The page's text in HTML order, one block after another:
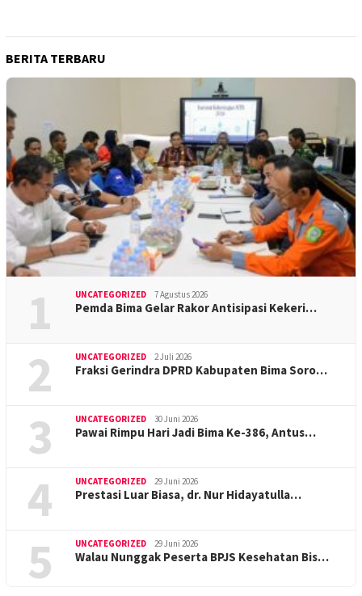
BERITA TERBARU
1 UNCATEGORIZED 7 Agustus 2026
Pemda Bima Gelar Rakor Antisipasi Kekeri…
2 UNCATEGORIZED 2 Juli 2026
Fraksi Gerindra DPRD Kabupaten Bima Soro…
3 UNCATEGORIZED 30 Juni 2026
Pawai Rimpu Hari Jadi Bima Ke-386, Antus…
4 UNCATEGORIZED 29 Juni 2026
Prestasi Luar Biasa, dr. Nur Hidayatulla…
5 UNCATEGORIZED 29 Juni 2026
Walau Nunggak Peserta BPJS Kesehatan Bis…